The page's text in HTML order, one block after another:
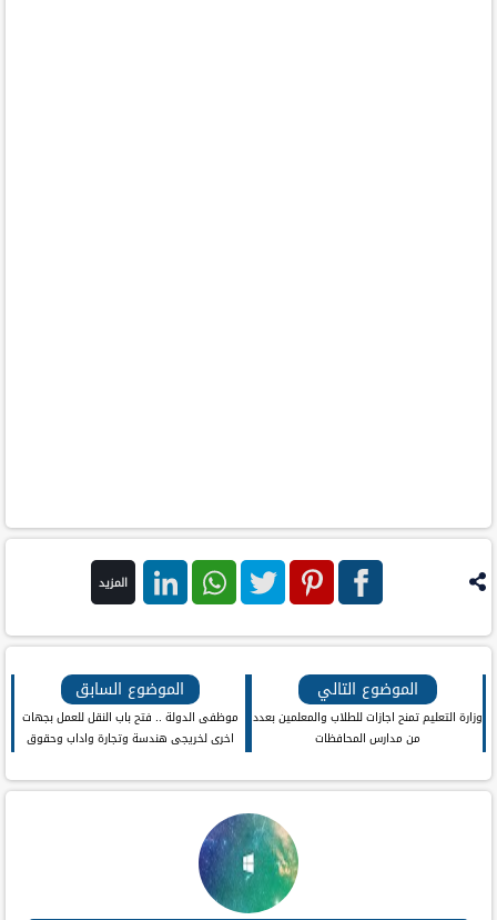
بوك
المزيد
الموضوع التالي
وزارة التعليم تمنح اجازات للطلاب والمعلمين بعدد
من مدارس المحافظات
الموضوع السابق
موظفى الدولة .. فتح باب النقل للعمل بجهات
اخرى لخريجى هندسة وتجارة واداب وحقوق
والعمال